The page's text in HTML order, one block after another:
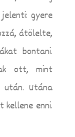
gyere
átölelte,
bontani.
ott, mint
után. Utána
enni.